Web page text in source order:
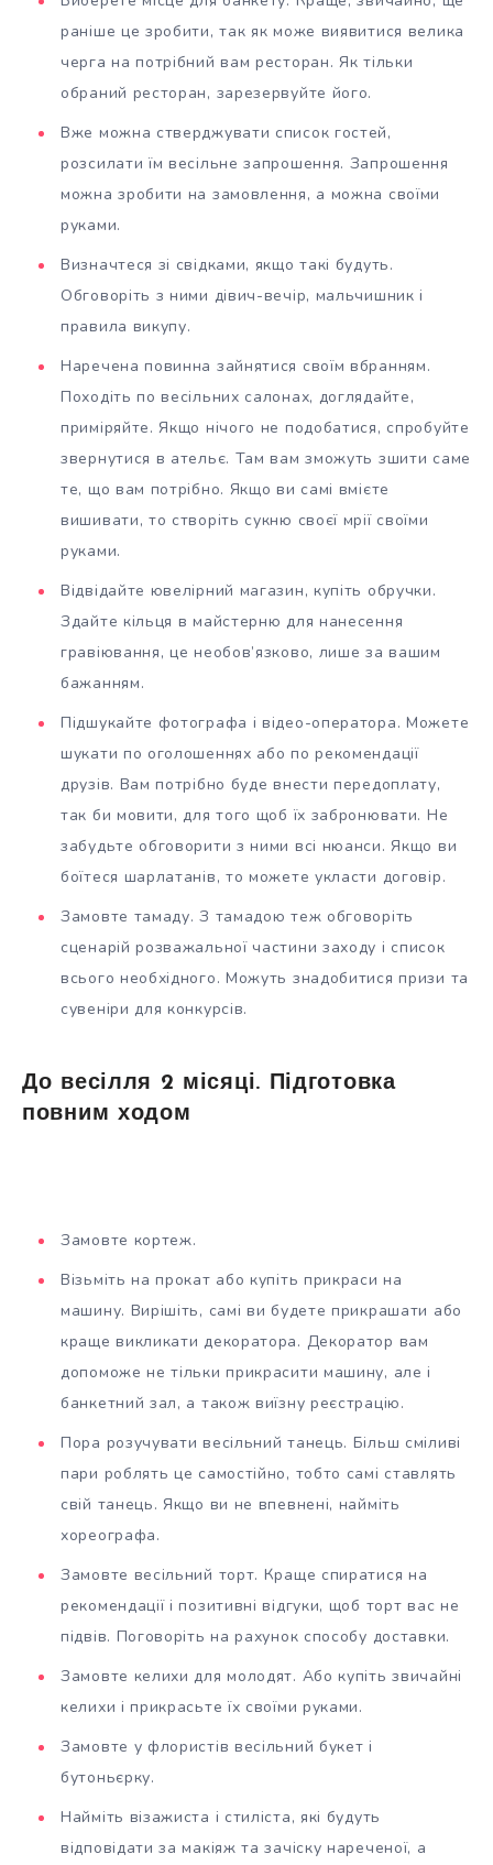
раніше це зробити, так як може виявитися велика
черга на потрібний вам ресторан. Як тільки
обраний ресторан, зарезервуйте його.
Вже можна стверджувати список гостей,
розсилати їм весільне запрошення. Запрошення
можна зробити на замовлення, а можна своїми
руками.
Визначтеся зі свідками, якщо такі будуть.
Обговоріть з ними дівич-вечір, мальчишник і
правила викупу.
Наречена повинна зайнятися своїм вбранням.
Походіть по весільних салонах, доглядайте,
приміряйте. Якщо нічого не подобатися, спробуйте
звернутися в ательє. Там вам зможуть зшити саме
те, що вам потрібно. Якщо ви самі вмієте
вишивати, то створіть сукню своєї мрії своїми
руками.
Відвідайте ювелірний магазин, купіть обручки.
Здайте кільця в майстерню для нанесення
гравіювання, це необов’язково, лише за вашим
бажанням.
Підшукайте фотографа і відео-оператора. Можете
шукати по оголошеннях або по рекомендації
друзів. Вам потрібно буде внести передоплату,
так би мовити, для того щоб їх забронювати. Не
забудьте обговорити з ними всі нюанси. Якщо ви
боїтеся шарлатанів, то можете укласти договір.
Замовте тамаду. З тамадою теж обговоріть
сценарій розважальної частини заходу і список
всього необхідного. Можуть знадобитися призи та
сувеніри для конкурсів.
До весілля 2 місяці. Підготовка
повним ходом
Замовте кортеж.
Візьміть на прокат або купіть прикраси на
машину. Вирішіть, самі ви будете прикрашати або
краще викликати декоратора. Декоратор вам
допоможе не тільки прикрасити машину, але і
банкетний зал, а також виїзну реєстрацію.
Пора розучувати весільний танець. Більш сміливі
пари роблять це самостійно, тобто самі ставлять
свій танець. Якщо ви не впевнені, найміть
хореографа.
Замовте весільний торт. Краще спиратися на
рекомендації і позитивні відгуки, щоб торт вас не
підвів. Поговоріть на рахунок способу доставки.
Замовте келихи для молодят. Або купіть звичайні
келихи і прикрасьте їх своїми руками.
Замовте у флористів весільний букет і
бутоньєрку.
Найміть візажиста і стиліста, які будуть
відповідати за макіяж та зачіску нареченої, а